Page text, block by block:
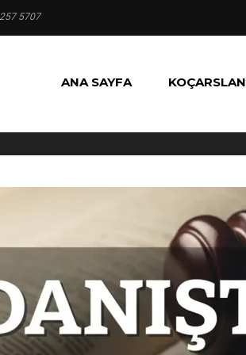
5707
ANA SAYFA KOÇARSLAN